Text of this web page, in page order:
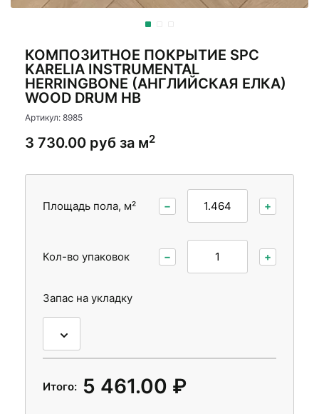
КОМПОЗИТНОЕ ПОКРЫТИЕ SPC
KARELIA INSTRUMENTAL
HERRINGBONE (АНГЛИЙСКАЯ ЕЛКА)
WOOD DRUM HB
Артикул: 8985
3 730.00 руб за м2
Площадь пола, м² − +
Кол-во упаковок − +
Запас на укладку
Итого: 5 461.00 ₽
Стеновые панели
Стеновые панели